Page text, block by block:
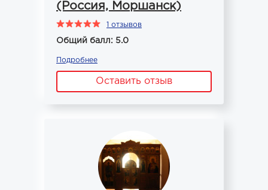
(Россия, Моршанск)
1 отзывов
Общий балл: 5.0
Подробнее
Оставить отзыв